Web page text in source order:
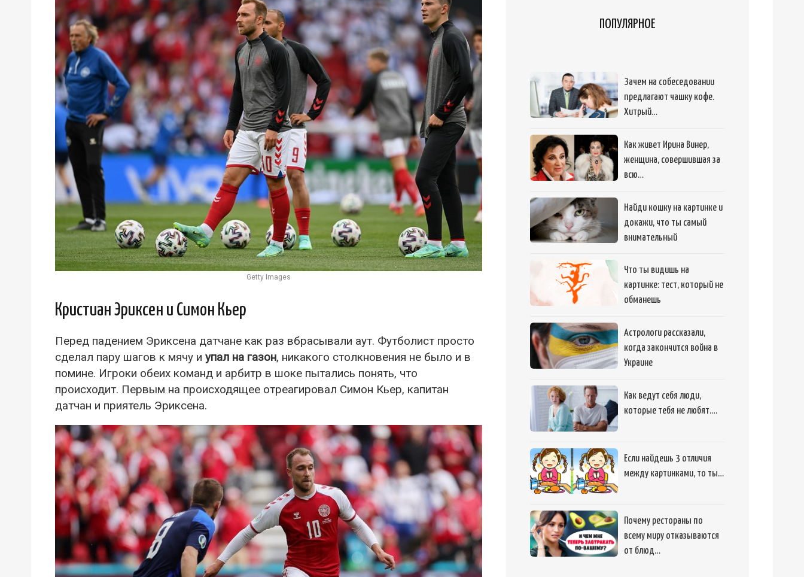
Getty Images
Кристиан Эриксен и Симон Кьер
Перед падением Эриксена датчане как раз вбрасывали аут. Футболист просто
сделал пару шагов к мячу и упал на газон, никакого столкновения не было и в
помине. Игроки обеих команд и арбитр в шоке пытались понять, что
происходит. Первым на происходящее отреагировал Симон Кьер, капитан
датчан и приятель Эриксена.
ПОПУЛЯРНОЕ
Зачем на собеседовании
предлагают чашку кофе.
Хитрый…
Как живет Ирина Винер,
женщина, совершившая за
всю…
Найди кошку на картинке и
докажи, что ты самый
внимательный
Что ты видишь на
картинке: тест, который не
обманешь
Астрологи рассказали,
когда закончится война в
Украине
Как ведут себя люди,
которые тебя не любят.…
Если найдешь 3 отличия
между картинками, то ты…
Почему рестораны по
всему миру отказываются
от блюд…